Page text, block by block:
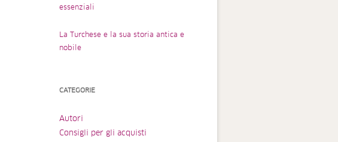
essenziali
La Turchese e la sua storia antica e
nobile
CATEGORIE
Autori
Consigli per gli acquisti